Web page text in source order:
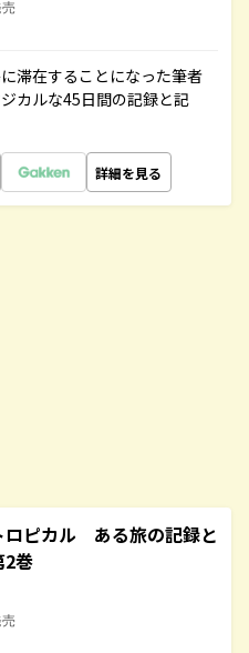
滞在することになった筆者
カルな45日間の記録と記
詳細を見る
ロピカル ある旅の記録と
巻